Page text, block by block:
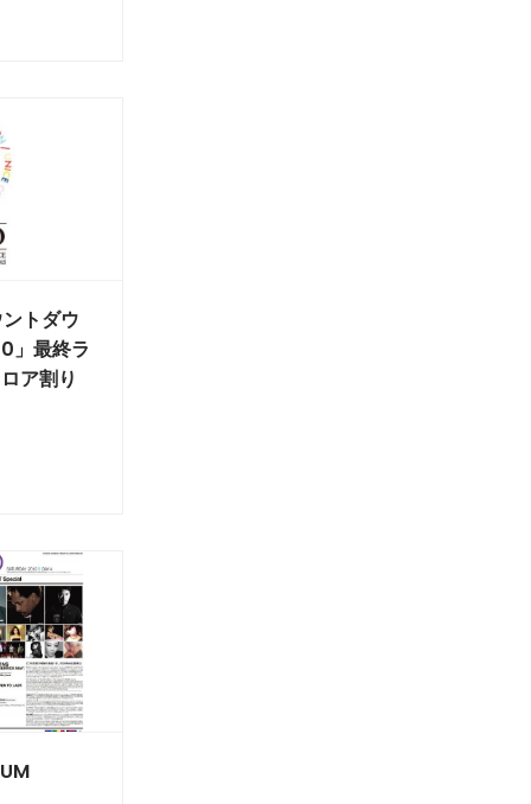
トダウ
」最終ラ
ア割り